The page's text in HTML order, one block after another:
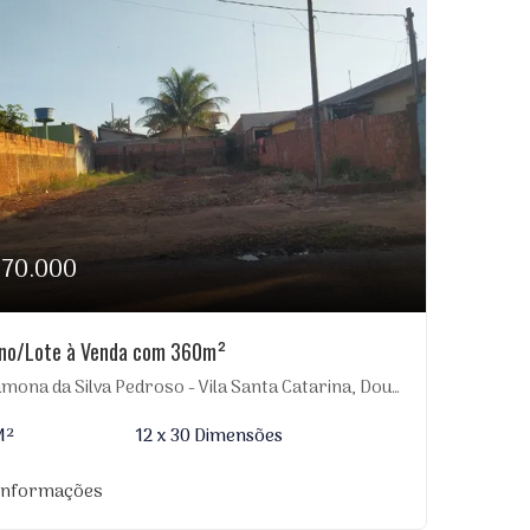
Lote à Venda com 360m²
da Silva Pedroso - Vila Santa Catarina, Dourados-MS
12 x 30 Dimensões